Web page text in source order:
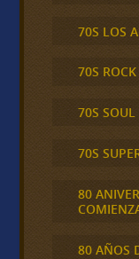
70S LOS
70S
70S SOUL
70S
80
80 AÑOS